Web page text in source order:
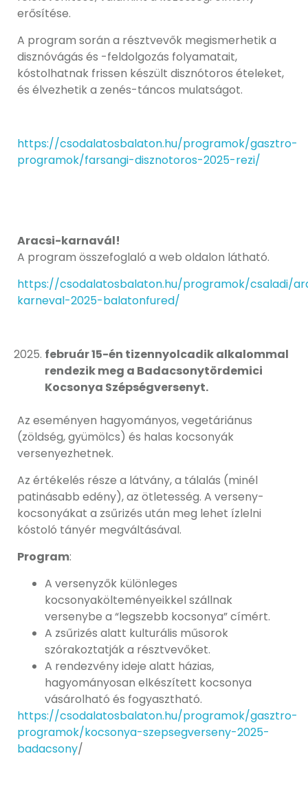
erősítése.
A program során a résztvevők megismerhetik a
disznóvágás és -feldolgozás folyamatait,
kóstolhatnak frissen készült disznótoros ételeket,
és élvezhetik a zenés-táncos mulatságot.
https://csodalatosbalaton.hu/programok/gasztro-
programok/farsangi-disznotoros-2025-rezi/
Aracsi-karnavál!
A program összefoglaló a web oldalon látható.
https://csodalatosbalaton.hu/programok/csaladi/
karneval-2025-balatonfured/
február 15-én tizennyolcadik alkalommal
rendezik meg a Badacsonytördemici
Kocsonya Szépségversenyt.
Az eseményen hagyományos, vegetáriánus
(zöldség, gyümölcs) és halas kocsonyák
versenyezhetnek.
Az értékelés része a látvány, a tálalás (minél
patinásabb edény), az ötletesség. A verseny-
kocsonyákat a zsűrizés után meg lehet ízlelni
kóstoló tányér megváltásával.
Program:
A versenyzők különleges
kocsonyakölteményeikkel szállnak
versenybe a “legszebb kocsonya” címért.
A zsűrizés alatt kulturális műsorok
szórakoztatják a résztvevőket.
A rendezvény ideje alatt házias,
hagyományosan elkészített kocsonya
vásárolható és fogyasztható.
https://csodalatosbalaton.hu/programok/gasztro-
programok/kocsonya-szepsegverseny-2025-
badacsony/